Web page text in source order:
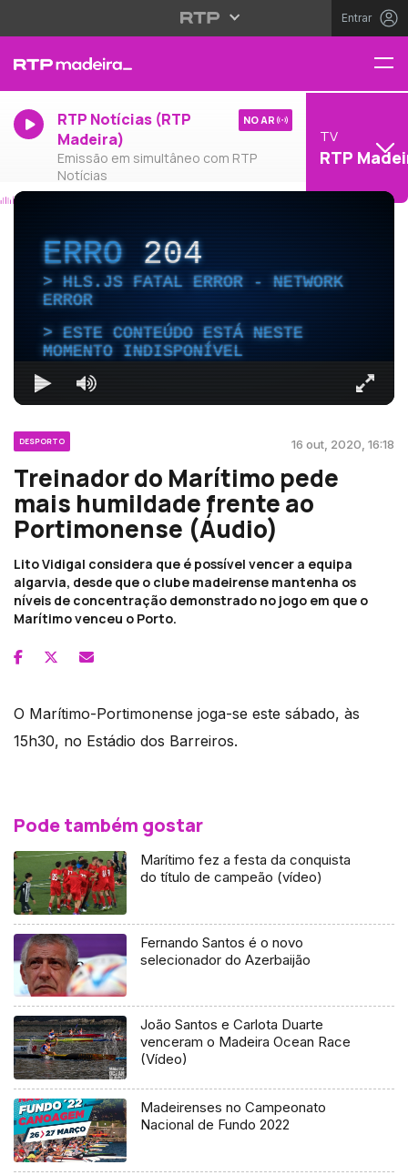
Entrar
RTP Notícias (RTP
Madeira)
Emissão em simultâneo com RTP
Notícias
NO AR
TV
RTP
ERRO204
HLS.JS FATAL ERROR - NETWORK
ERROR
ESTE CONTEÚDO ESTÁ NESTE
MOMENTO INDISPONÍVEL
DESPORTO 16 out, 2020, 16:18
Treinador do Marítimo pede
mais humildade frente ao
Portimonense (Áudio)
Lito Vidigal considera que é possível vencer a equipa
algarvia, desde que o clube madeirense mantenha os
níveis de concentração demonstrado no jogo em que o
Marítimo venceu o Porto.
O Marítimo-Portimonense joga-se este sábado, às
15h30, no Estádio dos Barreiros.
Pode também gostar
Marítimo fez a festa da conquista
do título de campeão (vídeo)
Fernando Santos é o novo
selecionador do Azerbaijão
João Santos e Carlota Duarte
venceram o Madeira Ocean Race
(Vídeo)
Madeirenses no Campeonato
Nacional de Fundo 2022